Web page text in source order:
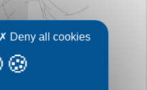
Deny all cookies